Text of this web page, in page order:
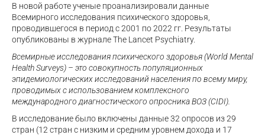
В новой работе ученые проанализировали данные
Всемирного исследования психического здоровья,
проводившегося в период с 2001 по 2022 гг. Результаты
опубликованы в журнале The Lancet Psychiatry.
Всемирные исследования психического здоровья (World Mental
Health Surveys) – это совокупность популяционных
эпидемиологических исследований населения по всему миру,
проводимых с использованием комплексного
международного диагностического опросника ВОЗ (CIDI).
В исследование было включены данные 32 опросов из 29
стран (12 стран с низким и средним уровнем дохода и 17